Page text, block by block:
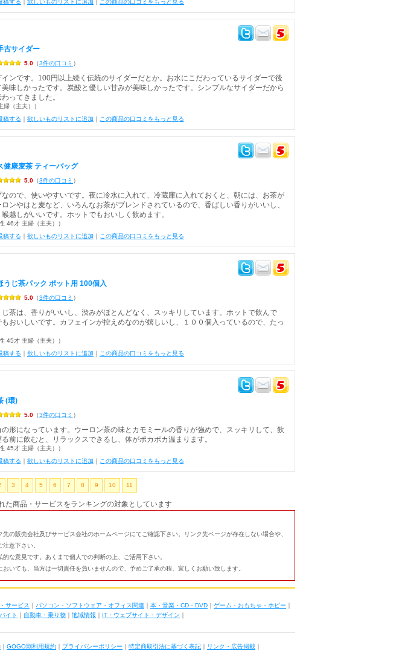
稿する ｜ 欲しいものリストに追加 ｜ この商品の口コミをもっと見る
古サイダー
5.0 （3件の口コミ ）
ンです。100円以上続く伝統のサイダーだとか。お水にこだわっているサイダーで後
味しかったです。炭酸と優しい甘みが美味しかったです。シンプルなサイダーだから
ってきました。
婦（主夫））
稿する ｜ 欲しいものリストに追加 ｜ この商品の口コミをもっと見る
健康麦茶 ティーバッグ
5.0 （3件の口コミ ）
ので、使いやすいです。夜に冷水に入れて、冷蔵庫に入れておくと、朝には、お茶が
ンやはと麦など、いろんなお茶がブレンドされているので、香ばしい香りがいいし、
越しがいいです。ホットでもおいしく飲めます。
46才 主婦（主夫））
稿する ｜ 欲しいものリストに追加 ｜ この商品の口コミをもっと見る
うじ茶パック ポット用 100個入
5.0 （3件の口コミ ）
茶は、香りがいいし、渋みがほとんどなく、スッキリしています。ホットで飲んで
おいしいです。カフェインが控えめなのが嬉しいし、１００個入っているので、たっ
45才 主婦（主夫））
稿する ｜ 欲しいものリストに追加 ｜ この商品の口コミをもっと見る
(環)
5.0 （3件の口コミ ）
形になっています。ウーロン茶の味とカモミールの香りが強めで、スッキリして、飲
前に飲むと、リラックスできるし、体がポカポカ温まります。
45才 主婦（主夫））
稿する ｜ 欲しいものリストに追加 ｜ この商品の口コミをもっと見る
3 4 5 6 7 8 9 10 11
商品・サービスをランキングの対象としています
の販売会社及びサービス会社のホームページにてご確認下さい。リンク先ページが存在しない場合や、
意下さい。
な意見です。あくまで個人での判断の上、ご活用下さい。
いても、当方は一切責任を負いませんので、予めご了承の程、宜しくお願い致します。
サービス ｜ パソコン・ソフトウェア・オフィス関連 ｜ 本・音楽・CD・DVD ｜ ゲーム・おもちゃ・ホビー ｜
イト ｜ 自動車・乗り物 ｜ 地域情報 ｜ IT・ウェブサイト・デザイン ｜
｜ GOGO割利用規約 ｜ プライバシーポリシー ｜ 特定商取引法に基づく表記 ｜ リンク・広告掲載 ｜